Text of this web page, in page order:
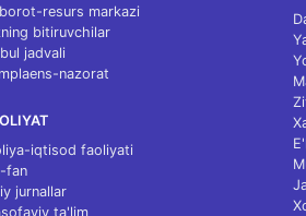
resurs markazi
bitiruvchilar
jadvali
nazorat
iqtisod faoliyati
fan
jurnallar
ta'lim